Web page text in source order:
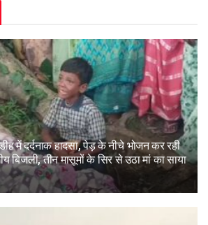
में दर्दनाक हादसा, पेड़ के नीचे भोजन कर रही
बिजली, तीन मासूमों के सिर से उठा मां का साया